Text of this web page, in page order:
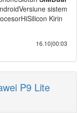
sistem
Kirin
16.10|00:03
P9 Lite